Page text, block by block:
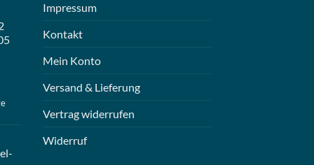
Impressum
Kontakt
Mein Konto
Versand & Lieferung
Vertrag widerrufen
Widerruf